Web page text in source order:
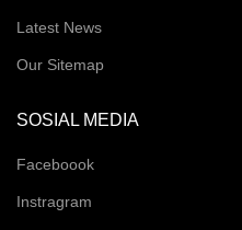
Latest News
Our Sitemap
SOSIAL MEDIA
Faceboook
Instragram